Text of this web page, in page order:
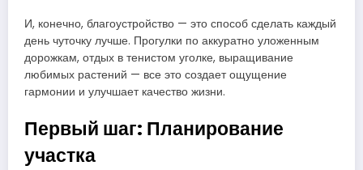
И, конечно, благоустройство — это способ сделать каждый
день чуточку лучше. Прогулки по аккуратно уложенным
дорожкам, отдых в тенистом уголке, выращивание
любимых растений — все это создает ощущение
гармонии и улучшает качество жизни.
Первый шаг: Планирование
участка